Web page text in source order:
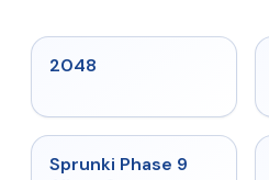
2048
★
Sprunki Phase 9